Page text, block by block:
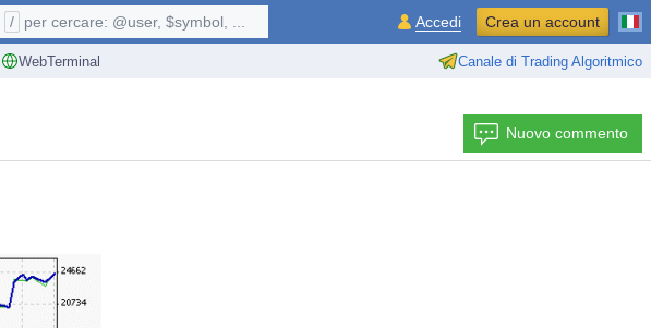
WebTerminal Canale di Trading Algoritmico
/ per cercare: @user, $symbol, ... Accedi Crea un account
Nuovo commento